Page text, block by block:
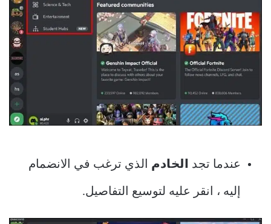
عندما تجد الخادم الذي ترغب في الانضمام
إليه ، انقر عليه لتوسيع التفاصيل.